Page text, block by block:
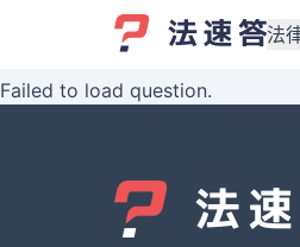
法
婚姻
債務與
Failed to load question.